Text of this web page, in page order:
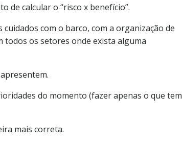
de calcular o “risco x benefício”.
com o barco, com a organização de
todos os setores onde exista alguma
do momento (fazer apenas o que tem
mais correta.